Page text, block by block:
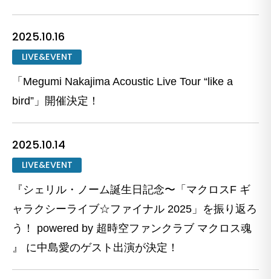
2025.10.16
LIVE&EVENT
「Megumi Nakajima Acoustic Live Tour “like a
bird”」開催決定！
2025.10.14
LIVE&EVENT
『シェリル・ノーム誕生日記念〜「マクロスF ギ
ャラクシーライブ☆ファイナル 2025」を振り返ろ
う！ powered by 超時空ファンクラブ マクロス魂
』 に中島愛のゲスト出演が決定！